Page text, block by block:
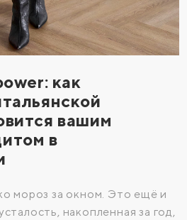
как
вашим
в
мороз за окном. Это ещё и
накопленная за год,